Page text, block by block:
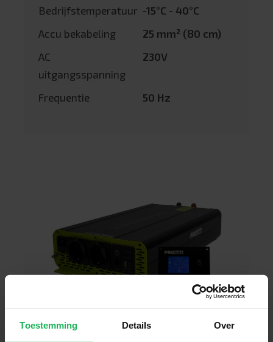
Toestemming Details Over
Bedrijfstemperatuur -15°C - 40°C
Accu bekabeling
25 mm² (80 cm)
AC
uitgangsspanning
230V
Frequentie 50 Hz